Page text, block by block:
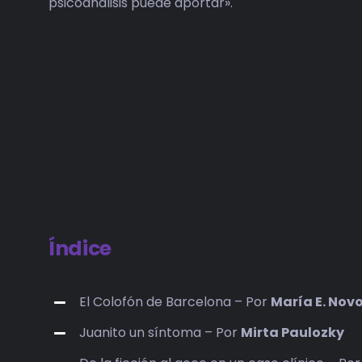
Índice
El Colofón de Barcelona – Por María E.
Juanito un síntoma – Por Mirta Paulozky